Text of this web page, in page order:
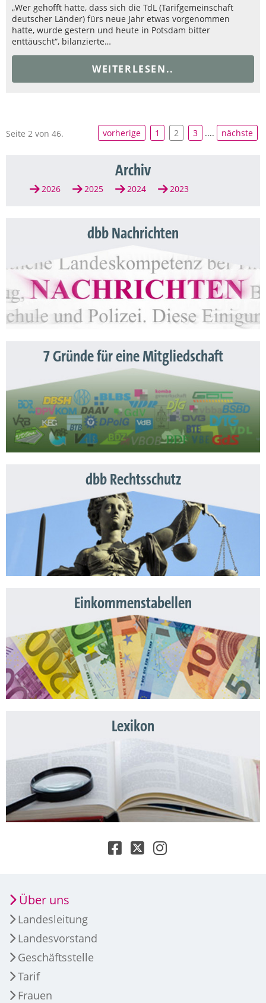
„Wer gehofft hatte, dass sich die TdL (Tarifgemeinschaft
deutscher Länder) fürs neue Jahr etwas vorgenommen
hatte, wurde gestern und heute in Potsdam bitter
enttäuscht“, bilanzierte…
WEITERLESEN..
Seite 2 von 46. vorherige 1 2 3 .... nächste
Archiv
2026 2025 2024 2023
dbb Nachrichten
7 Gründe für eine Mitgliedschaft
dbb Rechtsschutz
Einkommenstabellen
Lexikon
Über uns
Landesleitung
Landesvorstand
Geschäftsstelle
Tarif
Frauen